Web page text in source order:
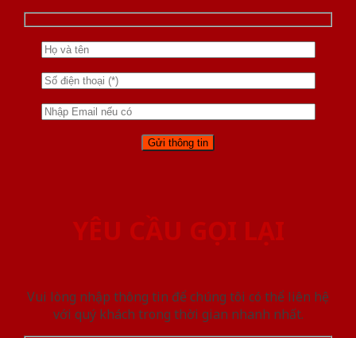
YÊU CẦU GỌI LẠI
Vui lòng nhập thông tin để chúng tôi có thể liên hệ
với quý khách trong thời gian nhanh nhất.